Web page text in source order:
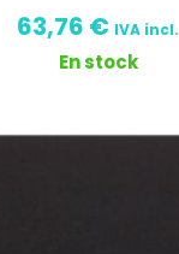
63,76 € IVA incl.
En stock